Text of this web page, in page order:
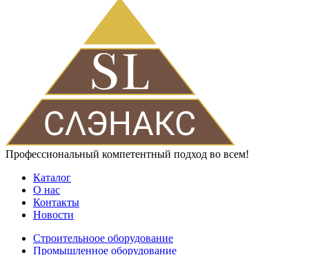
Профессиональный компетентный подход во всем!
Каталог
О нас
Контакты
Новости
Строительноое оборудование
Промышленное оборудование